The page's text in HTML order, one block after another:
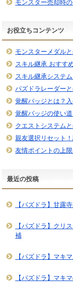
モンスター売却時
お役立ちコンテンツ
モンスターメダル
スキル継承 おすす
スキル継承システム
パズドラレーダー
覚醒バッジとは？
覚醒バッジの使い
クエストシステムと
親友選択リセット
友情ポイントの上限
最近の投稿
【パズドラ】甘露
【パズドラ】クリ
補
【パズドラ】マキ
【パズドラ】マキ